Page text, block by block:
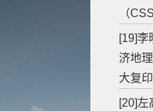
（
[19]
济地
大复
[20]左